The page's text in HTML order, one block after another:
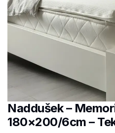
Naddušek –
180×200/6cm –